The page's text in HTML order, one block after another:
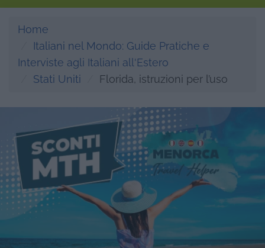
Home
Italiani nel Mondo: Guide Pratiche e
Interviste agli Italiani all'Estero
Stati Uniti
Florida, istruzioni per l’uso